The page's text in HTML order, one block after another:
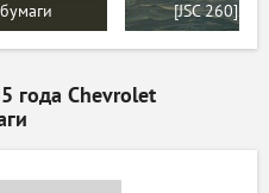
бумаги
[JSC 260]
года Chevrolet